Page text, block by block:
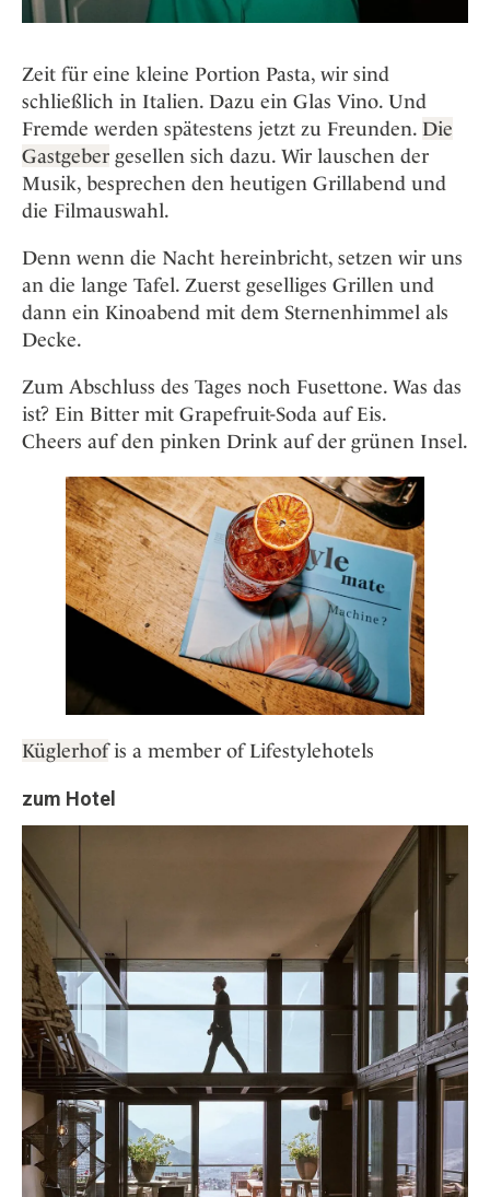
Zeit für eine kleine Portion Pasta, wir sind
schließlich in Italien. Dazu ein Glas Vino. Und
Fremde werden spätestens jetzt zu Freunden. Die
Gastgeber gesellen sich dazu. Wir lauschen der
Musik, besprechen den heutigen Grillabend und
die Filmauswahl.
Denn wenn die Nacht hereinbricht, setzen wir uns
an die lange Tafel. Zuerst geselliges Grillen und
dann ein Kinoabend mit dem Sternenhimmel als
Decke.
Zum Abschluss des Tages noch Fusettone. Was das
ist? Ein Bitter mit Grapefruit-Soda auf Eis.
Cheers auf den pinken Drink auf der grünen Insel.
Küglerhofis a member of Lifestylehotels
zum Hotel